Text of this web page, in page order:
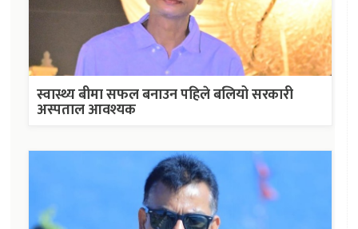
स्वास्थ्य बीमा सफल बनाउन पहिले बलियो सरकारी
अस्पताल आवश्यक